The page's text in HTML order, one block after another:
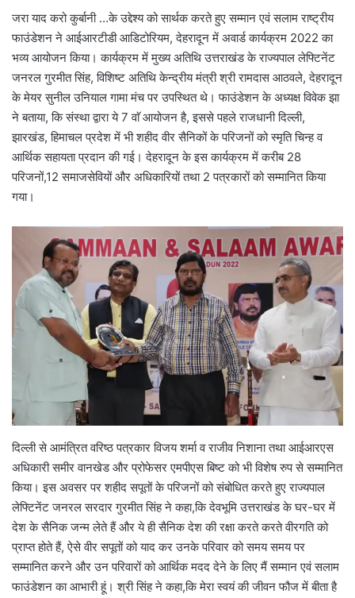
जरा याद करो कुर्बानी …के उद्देश्य को सार्थक करते हुए सम्मान एवं सलाम राष्ट्रीय
फाउंडेशन ने आईआरटीडी आडिटोरियम, देहरादून में अवार्ड कार्यक्रम 2022 का
भव्य आयोजन किया। कार्यक्रम में मुख्य अतिथि उत्तराखंड के राज्यपाल लेफ्टिनेंट
जनरल गुरमीत सिंह, विशिष्ट अतिथि केन्द्रीय मंत्री श्री रामदास आठवले, देहरादून
के मेयर सुनील उनियाल गामा मंच पर उपस्थित थे। फाउंडेशन के अध्यक्ष विवेक झा
ने बताया, कि संस्था द्वारा ये 7 वाॅ आयोजन है, इससे पहले राजधानी दिल्ली,
झारखंड, हिमाचल प्रदेश में भी शहीद वीर सैनिकों के परिजनों को स्मृति चिन्ह व
आर्थिक सहायता प्रदान की गई। देहरादून के इस कार्यक्रम में करीब 28
परिजनों,12 समाजसेवियों और अधिकारियों तथा 2 पत्रकारों को सम्मानित किया
गया।
दिल्ली से आमंत्रित वरिष्ठ पत्रकार विजय शर्मा व राजीव निशाना तथा आईआरएस
अधिकारी समीर वानखेड और प्रोफेसर एमपीएस बिष्ट को भी विशेष रुप से सम्मानित
किया। इस अवसर पर शहीद सपूतों के परिजनों को संबोधित करते हुए राज्यपाल
लेफ्टिनेंट जनरल सरदार गुरमीत सिंह ने कहा,कि देवभूमि उत्तराखंड के घर-घर में
देश के सैनिक जन्म लेते हैं और ये ही सैनिक देश की रक्षा करते करते वीरगति को
प्राप्त होते हैं, ऐसे वीर सपूतों को याद कर उनके परिवार को समय समय पर
सम्मानित करने और उन परिवारों को आर्थिक मदद देने के लिए मैं सम्मान एवं सलाम
फाउंडेशन का आभारी हूं। श्री सिंह ने कहा,कि मेरा स्वयं की जीवन फौज में बीता है